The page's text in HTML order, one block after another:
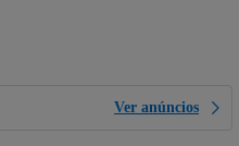
Ver anúncios